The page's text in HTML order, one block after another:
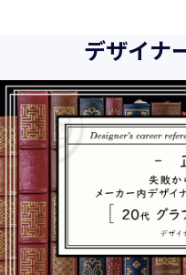
様、お取引先関係者の個
材派遣サービス、人材紹
他、利用者の皆さまの「
創出」に利用しています
情報などを従業者管理に
て個人情報及び特定個人
時に、個人情報などの保
務と認識しております。
めた行動規範に基づき、
権利の保護、個人情報に
また、以下に示す方針を
ジメントシステムを構築
デザイナ